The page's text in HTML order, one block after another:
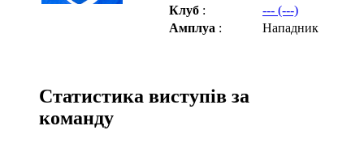
Клуб :
--- (---)
Амплуа : Нападник
Статистика виступів за
команду